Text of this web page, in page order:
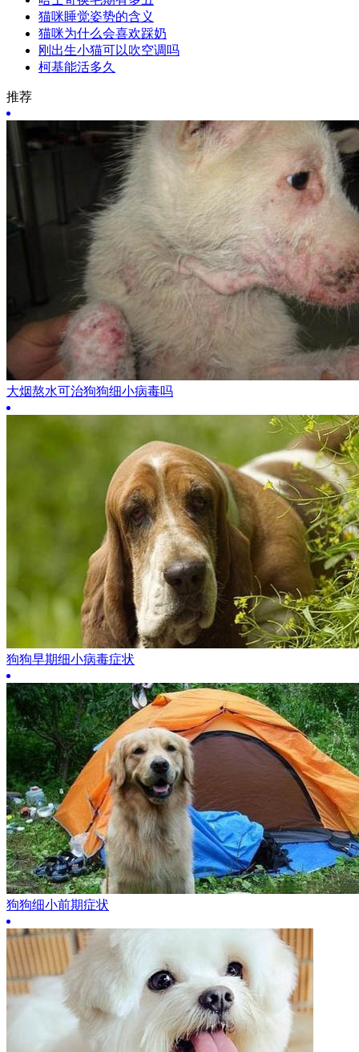
猫咪睡觉姿势的含义
猫咪为什么会喜欢踩奶
刚出生小猫可以吹空调吗
柯基能活多久
推荐
大烟熬水可治狗狗细小病毒吗
狗狗早期细小病毒症状
狗狗细小前期症状